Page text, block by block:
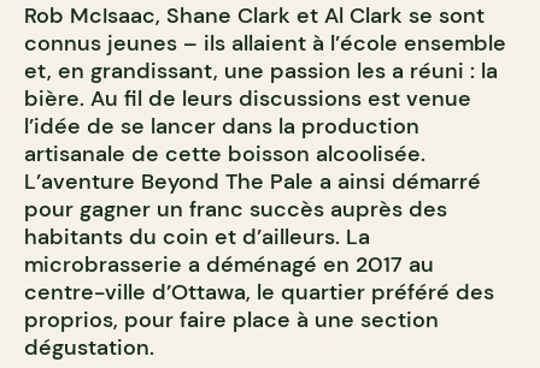
Rob McIsaac, Shane Clark et Al Clark se sont
connus jeunes – ils allaient à l’école ensemble
et, en grandissant, une passion les a réuni : la
bière. Au fil de leurs discussions est venue
l’idée de se lancer dans la production
artisanale de cette boisson alcoolisée.
L’aventure Beyond The Pale a ainsi démarré
pour gagner un franc succès auprès des
habitants du coin et d’ailleurs. La
microbrasserie a déménagé en 2017 au
centre-ville d’Ottawa, le quartier préféré des
proprios, pour faire place à une section
dégustation.